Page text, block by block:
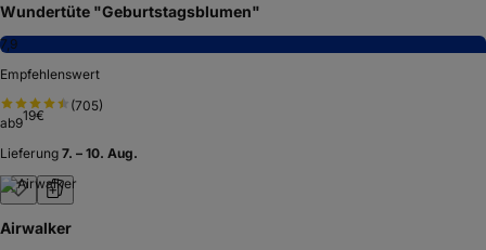
Wundertüte "Geburtstagsblumen"
7,9
Empfehlenswert
(705)
ab919€
Lieferung 7. – 10. Aug.
Airwalker